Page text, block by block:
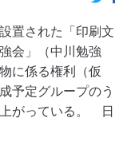
置された「印刷文
会」（中川勉強
に係る権利（仮
予定グループのう
がっている。 日